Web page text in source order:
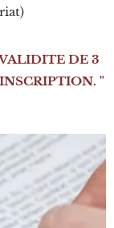
DE 3
"